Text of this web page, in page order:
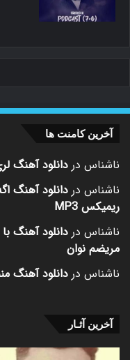
آخرین کامنت ها
ناشناس در دانلود آهنگ
ناشناس در دانلود آهنگ
ریمیکس MP3
ناشناس در دانلود آهنگ
مریضم نوان
ناشناس در دانلود آهنگ
آخرین آثـار